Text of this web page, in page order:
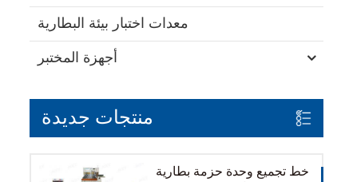
معدات اختبار بيئة البطارية
أجهزة المختبر
منتجات جديدة
خط تجميع وحدة حزمة بطارية